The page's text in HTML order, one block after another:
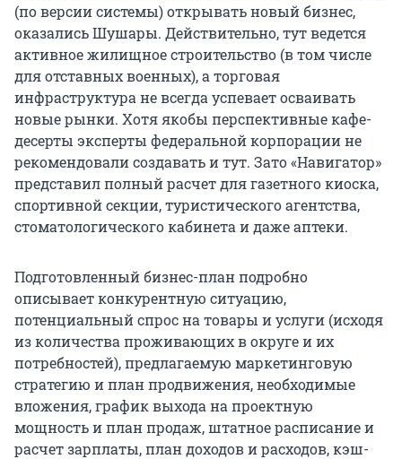
(по версии системы) открывать новый бизнес,
оказались Шушары. Действительно, тут ведется
активное жилищное строительство (в том числе
для отставных военных), а торговая
инфраструктура не всегда успевает осваивать
новые рынки. Хотя якобы перспективные кафе-
десерты эксперты федеральной корпорации не
рекомендовали создавать и тут. Зато «Навигатор»
представил полный расчет для газетного киоска,
спортивной секции, туристического агентства,
стоматологического кабинета и даже аптеки.
Подготовленный бизнес-план подробно
описывает конкурентную ситуацию,
потенциальный спрос на товары и услуги (исходя
из количества проживающих в округе и их
потребностей), предлагаемую маркетинговую
стратегию и план продвижения, необходимые
вложения, график выхода на проектную
мощность и план продаж, штатное расписание и
расчет зарплаты, план доходов и расходов, кэш-